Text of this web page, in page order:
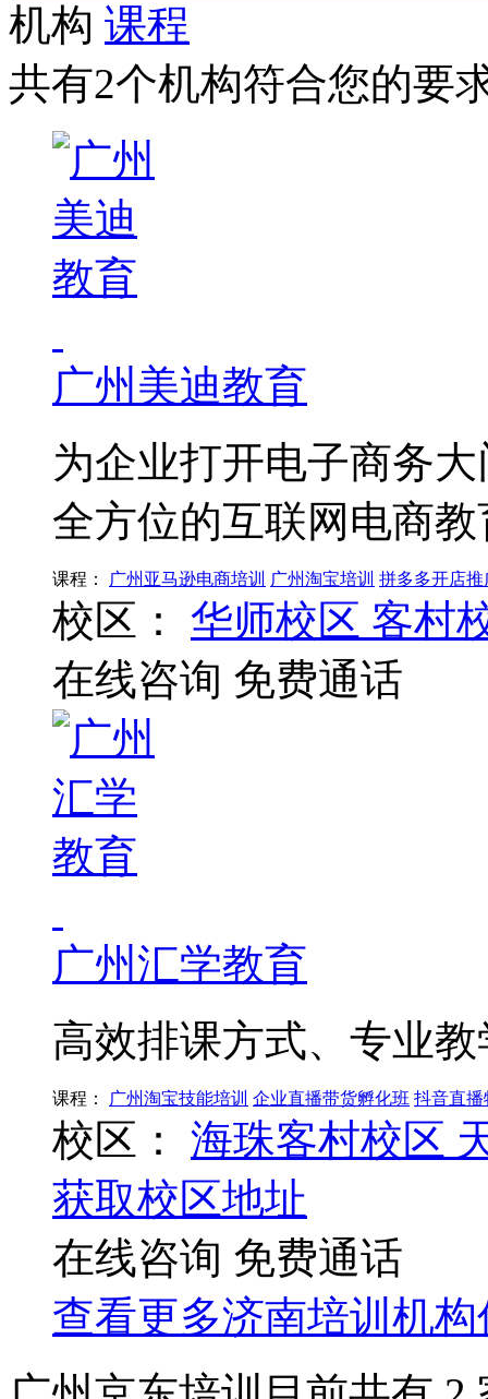
机构 课程
共有2个机构符合您的要
广州美迪教育
为企业打开电子商务
全方位的互联网电商
课程： 广州亚马逊电商培训 广州淘宝培训 拼多多开店推
校区： 华师校区 客村
在线咨询 免费通话
广州汇学教育
高效排课方式、专业
课程： 广州淘宝技能培训 企业直播带货孵化班 抖音直播
校区： 海珠客村校区
获取校区地址
在线咨询 免费通话
查看更多济南培训机构